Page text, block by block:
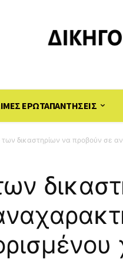
ΕΡΩΤΑΠΑΝΤΗΣΕΙΣ
των δικαστηρίων να προβούν σε